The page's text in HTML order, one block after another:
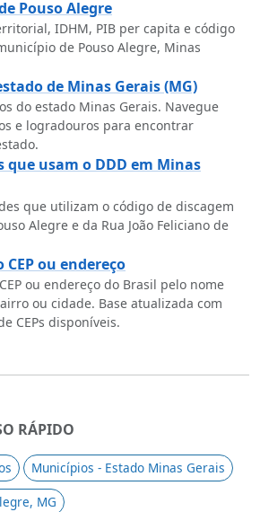
Pouso Alegre
IDHM, PIB per capita e código
de Pouso Alegre, Minas
de Minas Gerais (MG)
do estado Minas Gerais. Navegue
e logradouros para encontrar
que usam o DDD em Minas
que utilizam o código de discagem
Alegre e da Rua João Feliciano de
ou endereço
ou endereço do Brasil pelo nome
ou cidade. Base atualizada com
CEPs disponíveis.
RÁPIDO
Municípios - Estado Minas Gerais
MG